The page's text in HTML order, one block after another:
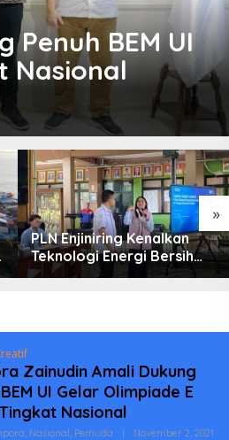
BEM UI
Nasional
»
PLN Enjiniring Kenalkan
Teknologi Energi Bersih
kepada Pelajar Jakarta
Zainudin Amali Dukung
UI Gelar Olimpiade E
Nasional
, Nasional, Pemuda November 2, 2021Oleh